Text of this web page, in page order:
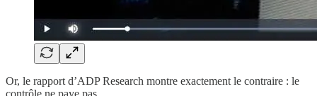
Or, le rapport d’ADP Research montre exactement le contraire : le
contrôle ne paye pas.